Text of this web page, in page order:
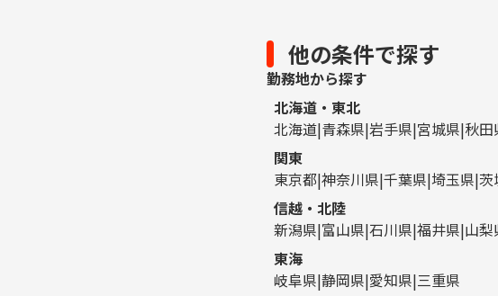
他の条件で探す
勤務地から探す
北海道・東北
北海道 青森県 岩手県 宮城県 秋田
関東
東京都 神奈川県 千葉県 埼玉県 茨
信越・北陸
新潟県 富山県 石川県 福井県 山梨
東海
岐阜県 静岡県 愛知県 三重県